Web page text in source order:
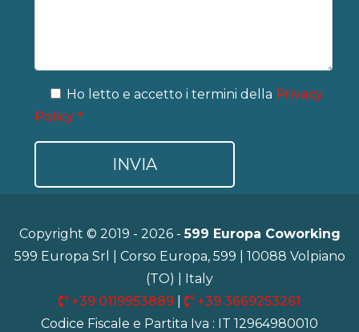
Ho letto e accetto i termini della Privacy
Policy *
Copyright © 2019 - 2026 -599 Europa Coworking
599 Europa Srl | Corso Europa, 599 | 10088 Volpiano
(TO) | Italy
+39 0119953889
+39 3669253261
Codice Fiscale e Partita Iva : IT 12964980010